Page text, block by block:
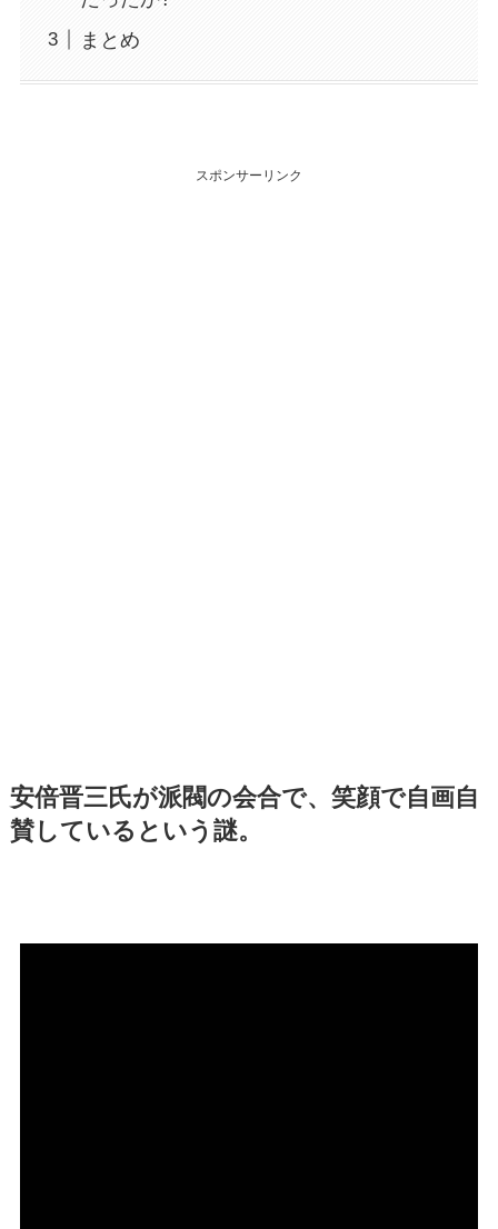
まとめ
スポンサーリンク
安倍晋三氏が派閥の会合で、笑顔で自画自
賛しているという謎。